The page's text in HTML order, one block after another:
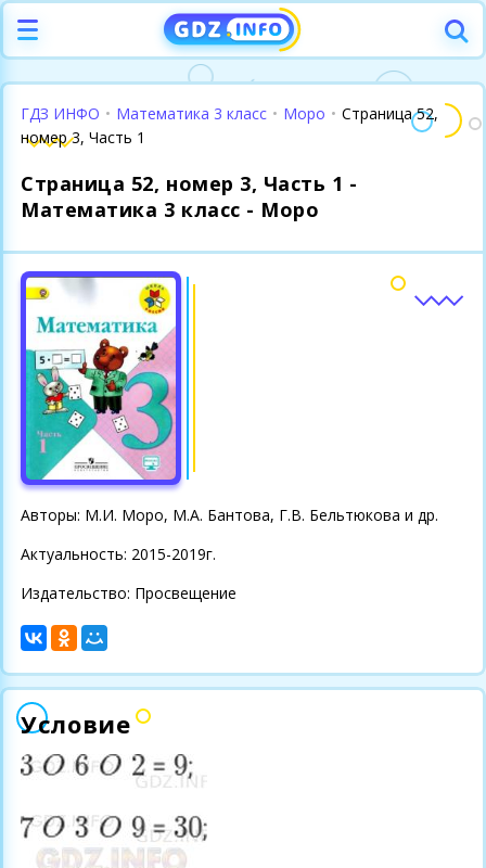
ГДЗ ИНФО • Математика 3 класс • Моро • Страница 52,
номер 3, Часть 1
Страница 52, номер 3, Часть 1 -
Математика 3 класс - Моро
Авторы: М.И. Моро, М.А. Бантова, Г.В. Бельтюкова и др.
Актуальность: 2015-2019г.
Издательство: Просвещение
Условие